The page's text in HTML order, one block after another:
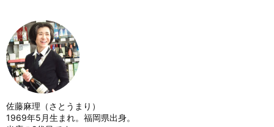
佐藤麻理（さとうまり）
1969年5月生まれ。福岡県出身。